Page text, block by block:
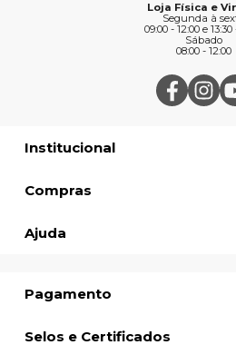
Institucional
Compras
Ajuda
Loja Física e
Segunda à
09:00 - 12:00 e 13:30
Sábado
08:00 - 12:00
Pagamento
Selos e Certificados